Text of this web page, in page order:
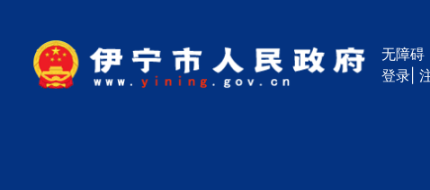
无障碍
登录 |